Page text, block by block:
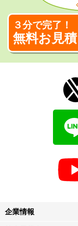
３分で完了！
無料お見
企業情報